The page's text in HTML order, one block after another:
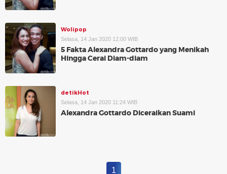
Wolipop
Selasa, 14 Jan 2020 12:00 WIB
5 Fakta Alexandra Gottardo yang Menikah
Hingga Cerai Diam-diam
detikHot
Selasa, 14 Jan 2020 11:24 WIB
Alexandra Gottardo Diceraikan Suami
1